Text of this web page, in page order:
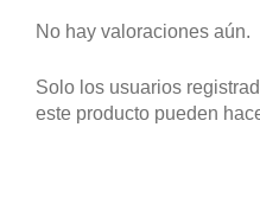
No hay valoraciones aún.
Solo los usuarios
este producto pueden